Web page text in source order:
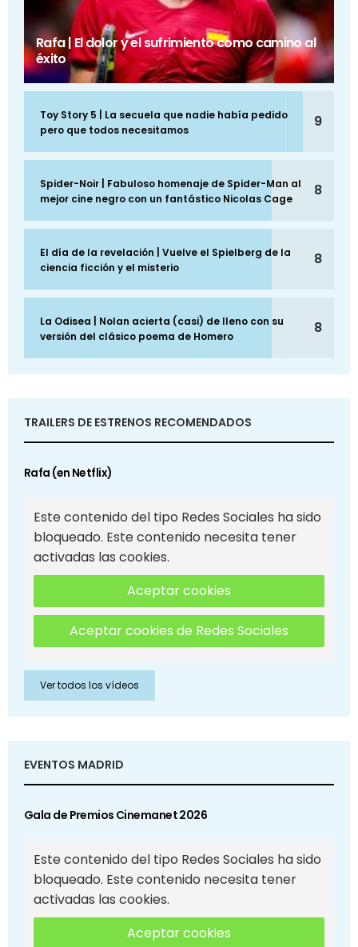
Rafa | El dolor y el sufrimiento como camino al
éxito
Toy Story 5 | La secuela que nadie había pedido
pero que todos necesitamos
9
Spider-Noir | Fabuloso homenaje de Spider-Man al
mejor cine negro con un fantástico Nicolas Cage
8
El día de la revelación | Vuelve el Spielberg de la
ciencia ficción y el misterio
8
La Odisea | Nolan acierta (casi) de lleno con su
versión del clásico poema de Homero
8
TRAILERS DE ESTRENOS RECOMENDADOS
Rafa (en Netflix)
Este contenido del tipo Redes Sociales ha sido
bloqueado. Este contenido necesita tener
activadas las cookies.
Aceptar cookies
Aceptar cookies de Redes Sociales
Ver todos los vídeos
EVENTOS MADRID
Gala de Premios Cinemanet 2026
Este contenido del tipo Redes Sociales ha sido
bloqueado. Este contenido necesita tener
activadas las cookies.
Aceptar cookies